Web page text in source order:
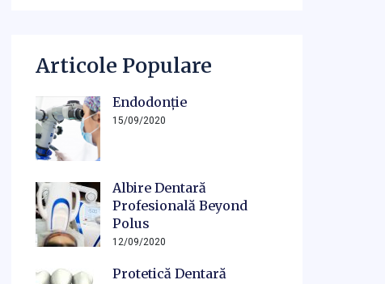
Articole Populare
Endodonție
15/09/2020
Albire Dentară
Profesională Beyond
Polus
12/09/2020
Protetică Dentară